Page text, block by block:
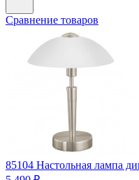
Сравнение товаров
85104 Настольная лампа